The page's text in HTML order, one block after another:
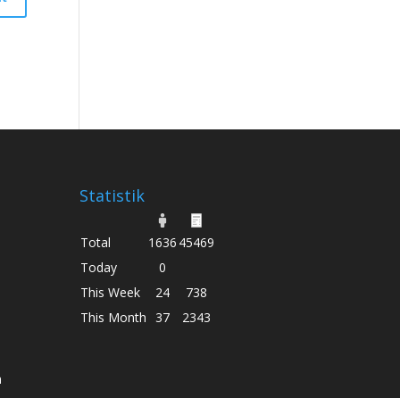
Statistik
Total 1636 45469
Today
0
This Week
24
738
This Month 37 2343